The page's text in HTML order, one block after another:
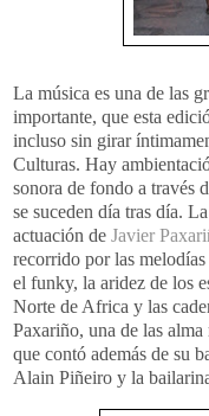
La música es una de las
importante, que esta
incluso sin girar
Culturas. Hay
sonora de fondo a través
se suceden día tras día.
actuación de Javier
recorrido por las
el funky, la aridez de los
Norte de Africa y las
Paxariño, una de las alma
que contó además de su
Alain Piñeiro y la